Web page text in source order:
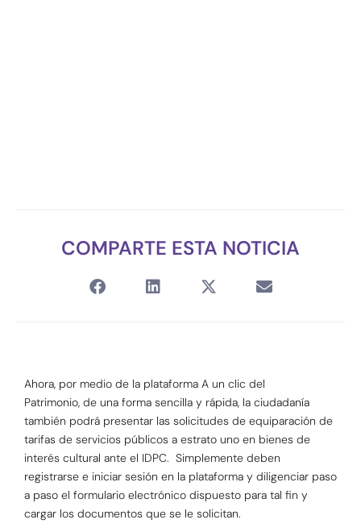
COMPARTE ESTA NOTICIA
Ahora, por medio de la plataforma A un clic del
Patrimonio, de una forma sencilla y rápida, la ciudadanía
también podrá presentar las solicitudes de equiparación de
tarifas de servicios públicos a estrato uno en bienes de
interés cultural ante el IDPC. Simplemente deben
registrarse e iniciar sesión en la plataforma y diligenciar paso
a paso el formulario electrónico dispuesto para tal fin y
cargar los documentos que se le solicitan.